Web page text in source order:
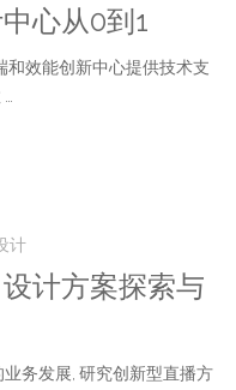
心从0到1
和效能创新中心提供技术支
计
计方案探索与
务发展, 研究创新型直播方